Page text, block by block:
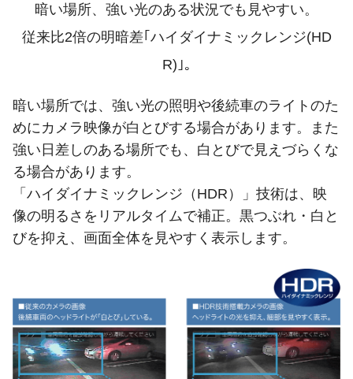
暗い場所、強い光のある状況でも見やすい。
従来比2倍の明暗差｢ハイダイナミックレンジ(HD
R)｣｡
暗い場所では、強い光の照明や後続車のライトのた
めにカメラ映像が白とびする場合があります。また
強い日差しのある場所でも、白とびで見えづらくな
る場合があります。
「ハイダイナミックレンジ（HDR）」技術は、映
像の明るさをリアルタイムで補正。黒つぶれ・白と
びを抑え、画面全体を見やすく表示します。